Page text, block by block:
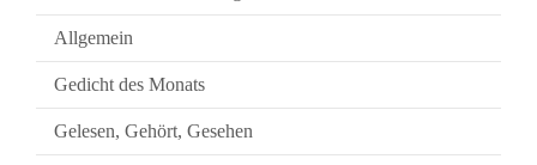
Allgemein
Gedicht des Monats
Gelesen, Gehört, Gesehen